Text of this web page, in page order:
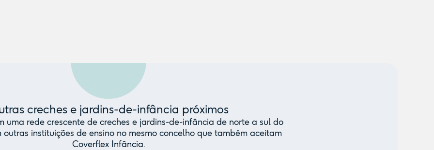
creches e jardins-de-infância próximos
uma rede crescente de creches e jardins-de-infância de norte a sul do
outras instituições de ensino no mesmo concelho que também aceitam
Coverflex Infância.